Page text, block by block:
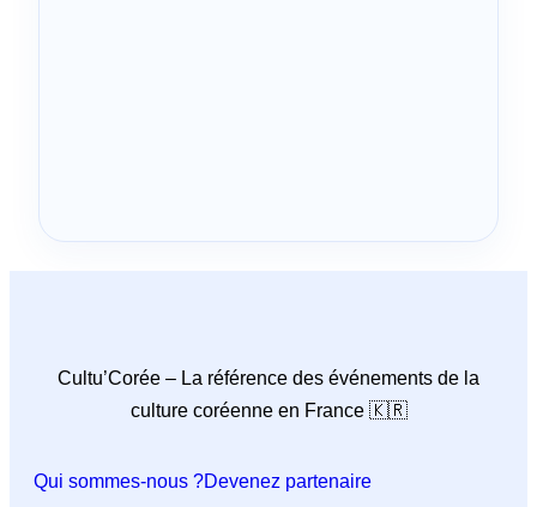
Cultu’Corée – La référence des événements de la
culture coréenne en France 🇰🇷
Qui sommes-nous ?Devenez partenaire